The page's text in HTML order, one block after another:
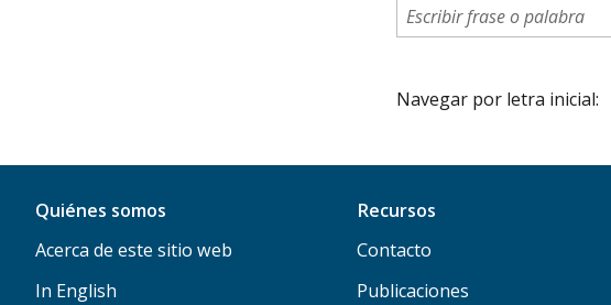
Navegar por letra inicial:
Quiénes somos
Acerca de este sitio web
In English
Recursos
Contacto
Publicaciones